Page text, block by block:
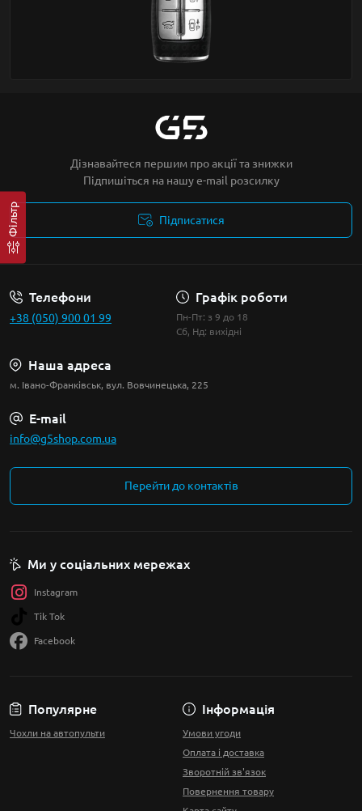
Фільтр
Дізнавайтеся першим про акції та знижки
Підпишіться на нашу e-mail розсилку
Підписатися
Телефони
+38 (050) 900 01 99
Графік роботи
Пн-Пт: з 9 до 18
Сб, Нд: вихідні
Наша адреса
м. Івано-Франківськ, вул. Вовчинецька, 225
E-mail
info@g5shop.com.ua
Перейти до контактів
Популярне
Чохли на автопульти
Інформація
Умови угоди
Оплата і доставка
Зворотній зв'язок
Повернення товару
Ми у соціальних мережах
Instagram
Tik Tok
Facebook